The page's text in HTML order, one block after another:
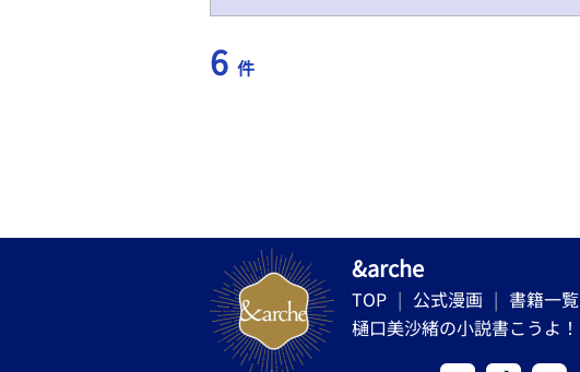
6 件
&arche
TOP 公式漫画 書籍一覧
樋口美沙緒の小説書こうよ！